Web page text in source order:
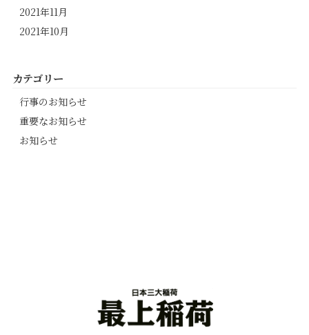
2021年11月
2021年10月
カテゴリー
行事のお知らせ
重要なお知らせ
お知らせ